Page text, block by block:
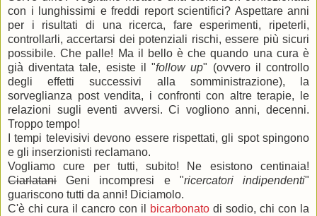
con i lunghissimi e freddi report scientifici? Aspettare anni
per i risultati di una ricerca, fare esperimenti, ripeterli,
controllarli, accertarsi dei potenziali rischi, essere più sicuri
possibile. Che palle! Ma il bello è che quando una cura è
già diventata tale, esiste il "follow up" (ovvero il controllo
degli effetti successivi alla somministrazione), la
sorveglianza post vendita, i confronti con altre terapie, le
relazioni sugli eventi avversi. Ci vogliono anni, decenni.
Troppo tempo!
I tempi televisivi devono essere rispettati, gli spot spingono
e gli inserzionisti reclamano.
Vogliamo cure per tutti, subito! Ne esistono centinaia!
Ciarlatani Geni incompresi e "ricercatori indipendenti"
guariscono tutti da anni! Diciamolo.
C'è chi cura il cancro con il
bicarbonato di sodio, chi con la